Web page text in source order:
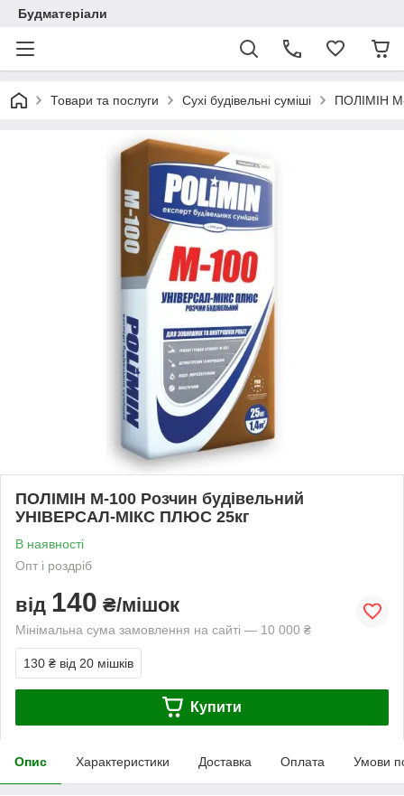
Будматеріали
Товари та послуги Сухі будівельні суміші ПОЛІМІН
ПОЛІМІН М-100 Розчин будівельний
УНІВЕРСАЛ-МІКС ПЛЮС 25кг
В наявності
Опт і роздріб
від 140 ₴/мішок
Мінімальна сума замовлення на сайті — 10 000 ₴
130 ₴ від 20 мішків
Купити
Опис Характеристики Доставка Оплата Умови